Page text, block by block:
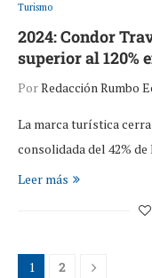
Turismo
2024: Condor
superior al 120%
PorRedacción Rumbo
La marca turística
consolidada del 42%
Leer más
1 2